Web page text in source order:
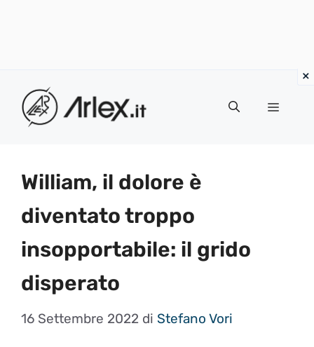
contenuto
Menu
William, il dolore è
diventato troppo
insopportabile: il grido
disperato
16 Settembre 2022 di Stefano Vori